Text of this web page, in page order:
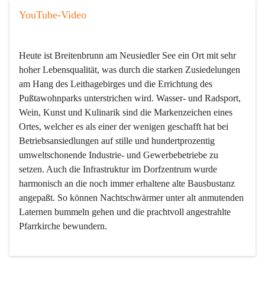
YouTube-Video
Heute ist Breitenbrunn am Neusiedler See ein Ort mit sehr
hoher Lebensqualität, was durch die starken Zusiedelungen
am Hang des Leithagebirges und die Errichtung des
Pußtawohnparks unterstrichen wird. Wasser- und Radsport,
Wein, Kunst und Kulinarik sind die Markenzeichen eines
Ortes, welcher es als einer der wenigen geschafft hat bei
Betriebsansiedlungen auf stille und hundertprozentig
umweltschonende Industrie- und Gewerbebetriebe zu
setzen. Auch die Infrastruktur im Dorfzentrum wurde
harmonisch an die noch immer erhaltene alte Bausbustanz
angepaßt. So können Nachtschwärmer unter alt anmutenden
Laternen bummeln gehen und die prachtvoll angestrahlte
Pfarrkirche bewundern.
Der Weinbau dominert heute nicht mehr, ist aber integrativer